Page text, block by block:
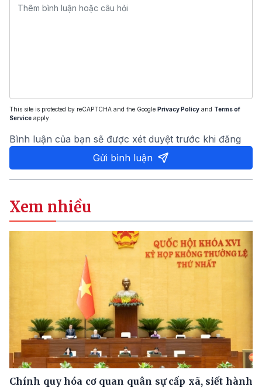
This site is protected by reCAPTCHA and the Google Privacy Policy and Terms of
Service apply.
Bình luận của bạn sẽ được xét duyệt trước khi đăng
Gửi bình luận
Xem nhiều
Chính quy hóa cơ quan quân sự cấp xã, siết hành